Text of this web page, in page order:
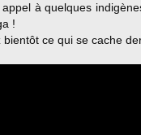
à quelques
!
ce qui se cache